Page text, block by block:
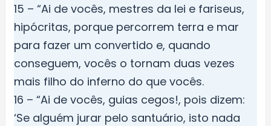
15 – “Ai de vocês, mestres da lei e fariseus,
hipócritas, porque percorrem terra e mar
para fazer um convertido e, quando
conseguem, vocês o tornam duas vezes
mais filho do inferno do que vocês.
16 – “Ai de vocês, guias cegos!, pois dizem:
‘Se alguém jurar pelo santuário, isto nada